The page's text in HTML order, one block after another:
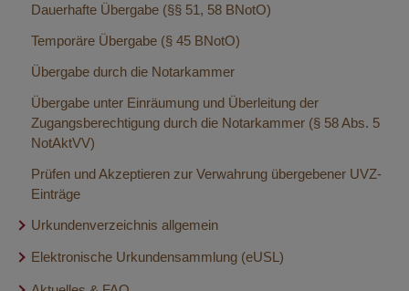
Dauerhafte Übergabe (§§ 51, 58 BNotO)
Temporäre Übergabe (§ 45 BNotO)
Übergabe durch die Notarkammer
Übergabe unter Einräumung und Überleitung der
Zugangsberechtigung durch die Notarkammer (§ 58 Abs. 5
NotAktVV)
Prüfen und Akzeptieren zur Verwahrung übergebener UVZ-
Einträge
Urkundenverzeichnis allgemein
Voraussetzungen
Elektronische Urkundensammlung (eUSL)